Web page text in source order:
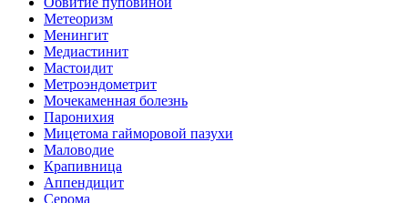
Метеоризм
Менингит
Медиастинит
Мастоидит
Метроэндометрит
Мочекаменная болезнь
Паронихия
Мицетома гайморовой пазухи
Маловодие
Крапивница
Аппендицит
Серома